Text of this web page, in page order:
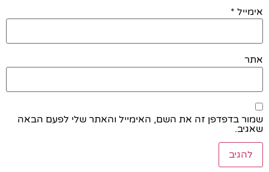
אימייל *
אתר
שמור בדפדפן זה את השם, האימייל והאתר שלי לפעם הבאה
שאגיב.